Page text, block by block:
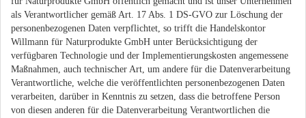
als Verantwortlicher gemäß Art. 17 Abs. 1 DS-GVO zur Löschung der
personenbezogenen Daten verpflichtet, so trifft die Handelskontor
Willmann für Naturprodukte GmbH unter Berücksichtigung der
verfügbaren Technologie und der Implementierungskosten angemessene
Maßnahmen, auch technischer Art, um andere für die Datenverarbeitung
Verantwortliche, welche die veröffentlichten personenbezogenen Daten
verarbeiten, darüber in Kenntnis zu setzen, dass die betroffene Person
von diesen anderen für die Datenverarbeitung Verantwortlichen die